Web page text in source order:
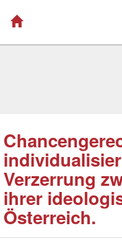
Verzerrung
ihrer
Österreich.